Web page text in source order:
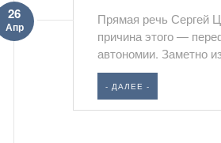
26
Апр
Прямая речь Сергей
причина этого —
автономии. Заметно
- ДАЛЕЕ -